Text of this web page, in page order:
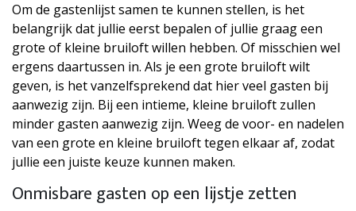
Om de gastenlijst samen te kunnen stellen, is het
belangrijk dat jullie eerst bepalen of jullie graag een
grote of kleine bruiloft willen hebben. Of misschien wel
ergens daartussen in. Als je een grote bruiloft wilt
geven, is het vanzelfsprekend dat hier veel gasten bij
aanwezig zijn. Bij een intieme, kleine bruiloft zullen
minder gasten aanwezig zijn. Weeg de voor- en nadelen
van een grote en kleine bruiloft tegen elkaar af, zodat
jullie een juiste keuze kunnen maken.
Onmisbare gasten op een lijstje zetten